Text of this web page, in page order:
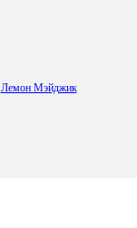
Лемoн Мэйджик